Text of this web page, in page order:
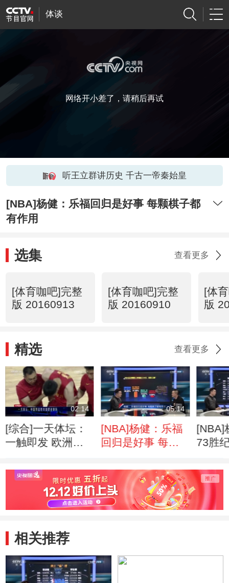
体谈
网络开小差了，请稍后再试
听王立群讲历史 千古一帝秦始皇
[NBA]杨健：乐福回归是好事 每颗棋子都
有作用
选集 查看更多
[体育咖吧]完整
版 20160913
[体育咖吧]完整
版 20160910
[体
版
精选 查看更多
02:14
[综合]一天体坛：
一触即发 欧洲杯
05:14
[NBA]杨健：乐福
回归是好事 每颗
[NBA]
73胜
相关推荐